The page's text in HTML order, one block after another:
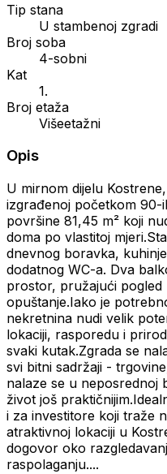
Tip stana
U stambenoj zgradi
Broj soba
4-sobni
Kat
1.
Broj etaža
Višeetažni
Opis
U mirnom dijelu
izgrađenoj početkom 90-
površine 81,45 m² koji
doma po vlastitoj
dnevnog boravka,
dodatnog WC-a. Dva
prostor, pružajući
opuštanje.Iako je
nekretnina nudi velik
lokaciji, rasporedu i
svaki kutak.Zgrada se
svi bitni sadržaji -
nalaze se u neposrednoj
život još
i za investitore koji traže
atraktivnoj lokaciji u
dogovor oko
raspolaganju....